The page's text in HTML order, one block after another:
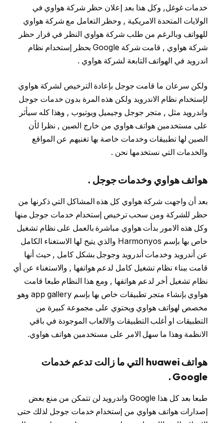
خدمات غوغل, وكل هذا بعد إعلان حظر شركة هواوي في
الولايات المتحدة الامريكية , وحظر التعامل مع شركة هواوي
للهواتف وبالرغم من طلب شركة هواوي النظر في قرار حظر
شركة هواوي , قامت شركة Google بحظر إستخدام نظام
اندرويد في الهواتف التابعة لشركة هواوي .
ولكن سرعان ما قامت جوجل بإعادة الترخيص لشركة هواوي
لإستخدام نظام الاندرويد ولكن هذه المرة بدون خدمات جوجل
واندرويد مثل , متجر جوجل وجيميل ويوتيوب , وهذا كله سيأثر
على مستخدمين هواتف هواوي من خارج الصين , نظرا لأن
الصين لها تطبيقات وخدمات خاصة بها تغنيهم عن المواقع
والخدمات التي نستخدمها نحن .
هواتف هواوي وخدمات جوجل .
بعد أن واجهت شركة هواوي كل هذه المشاكل التي ذكرنها من
حظر للشركة ومن سحب ترخيص إستخدام خدمات جوجل منها
وكل هذه الامور بدأت هواوي مباشرة بالعمل على نظام تشغيل
خاص بها بإسم Harmonyos والذي يتيح لها الاستغناء الكامل
عن أندرويد وخدمات أندرويد وجوجل بشكل كامل , حيث أنها
قامت ببناء نظام تشغيل كامل لدعم هواتفها , والاستغناء عن أي
نظام تشغيل أخر لدعم هواتفها , ومع هذا النظام طبعا قامت
هواوي بإنشاء متجر تطبيقات خاص بها بإسم app gallery وهو
مخصص لهواتف هواوي ويحتوي على مجموعة كبيرة من
التطبيقات او أغلب التطبيقات والالعاب الموجودة في باقي
الانظمة وهذا ما سهل الامر على مستخدمين هواتف هواوي.
هواتف huawei التي ما زالت تدعم خدمات
Google .
طبعا بعد كل هذا Google واندرويد لن تتمكن من منع بعض
إصدارات هواتف هواوي من إستخدام خدمات جوجل لذلك حتى